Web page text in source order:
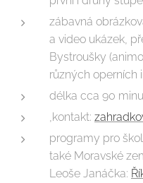
zábavná
a video ukázek,
Bystroušky
různých operních
délka cca 90
,kontakt:
programy pro
také Moravské
Leoše Janáčka: